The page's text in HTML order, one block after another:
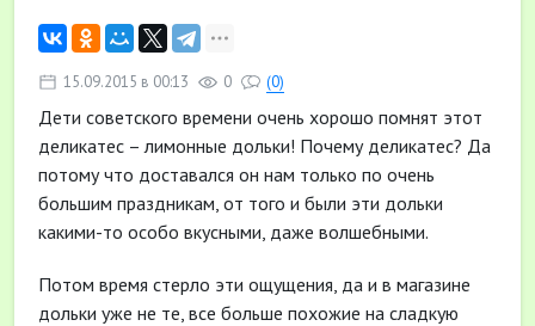
15.09.2015 в 00:13 0 (0)
Дети советского времени очень хорошо помнят этот
деликатес – лимонные дольки! Почему деликатес? Да
потому что доставался он нам только по очень
большим праздникам, от того и были эти дольки
какими-то особо вкусными, даже волшебными.
Потом время стерло эти ощущения, да и в магазине
дольки уже не те, все больше похожие на сладкую